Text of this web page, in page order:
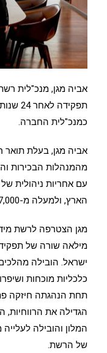
אביה מגן, מנכ"לית
כמנכ"לית החברה.
אביה מגן, בעלת
מהמנהלות הבכירות
הארץ, ולמעלה מ-7,000 עובדים.
מגן הצטרפה לרשת
מילאה שורה של
ישראל. הובילה
כלכליות מוכחות
תחת הנהגתה חיזקה
הגדילה את
המלון והובילה
של הרשת.